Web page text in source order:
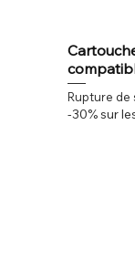
Rupture de
-30% sur